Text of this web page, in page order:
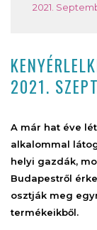
2021.
2021.
A már hat éve
alkalommal
helyi gazdák,
Budapestről
osztják meg
termékeikből.